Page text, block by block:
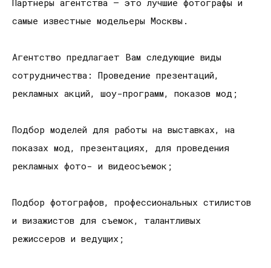
Партнеры агентства – это лучшие фотографы и
самые известные модельеры Москвы.
Агентство предлагает Вам следующие виды
сотрудничества: Проведение презентаций,
рекламных акций, шоу-программ, показов мод;
Подбор моделей для работы на выставках, на
показах мод, презентациях, для проведения
рекламных фото- и видеосъемок;
Подбор фотографов, профессиональных стилистов
и визажистов для съемок, талантливых
режиссеров и ведущих;